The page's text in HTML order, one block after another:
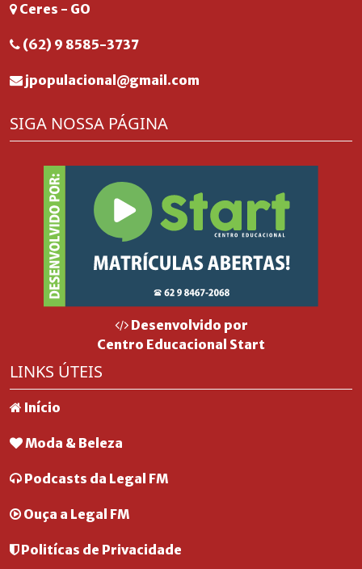
Ceres - GO
(62) 9 8585-3737
jpopulacional@gmail.com
SIGA NOSSA PÁGINA
Desenvolvido por
Centro Educacional Start
LINKS ÚTEIS
Início
Moda & Beleza
Podcasts da Legal FM
Ouça a Legal FM
Politícas de Privacidade